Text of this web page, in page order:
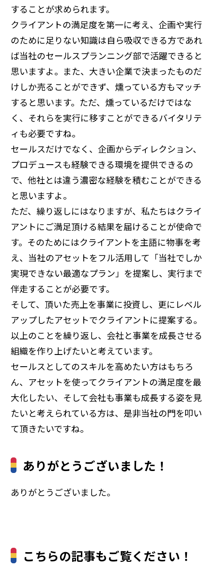
することが求められます。
クライアントの満足度を第一に考え、企画や実行
のために足りない知識は自ら吸収できる方であれ
ば当社のセールスプランニング部で活躍できると
思いますよ。また、大きい企業で決まったものだ
けしか売ることができず、燻っている方もマッチ
すると思います。ただ、燻っているだけではな
く、それらを実行に移すことができるバイタリテ
ィも必要ですね。
セールスだけでなく、企画からディレクション、
プロデュースも経験できる環境を提供できるの
で、他社とは違う濃密な経験を積むことができる
と思いますよ。
ただ、繰り返しにはなりますが、私たちはクライ
アントにご満足頂ける結果を届けることが使命で
す。そのためにはクライアントを主語に物事を考
え、当社のアセットをフル活用して「当社でしか
実現できない最適なプラン」を提案し、実行まで
伴走することが必要です。
そして、頂いた売上を事業に投資し、更にレベル
アップしたアセットでクライアントに提案する。
以上のことを繰り返し、会社と事業を成長させる
組織を作り上げたいと考えています。
セールスとしてのスキルを高めたい方はもちろ
ん、アセットを使ってクライアントの満足度を最
大化したい、そして会社も事業も成長する姿を見
たいと考えられている方は、是非当社の門を叩い
て頂きたいですね。
ありがとうございました！
ありがとうございました。
こちらの記事もご覧ください！